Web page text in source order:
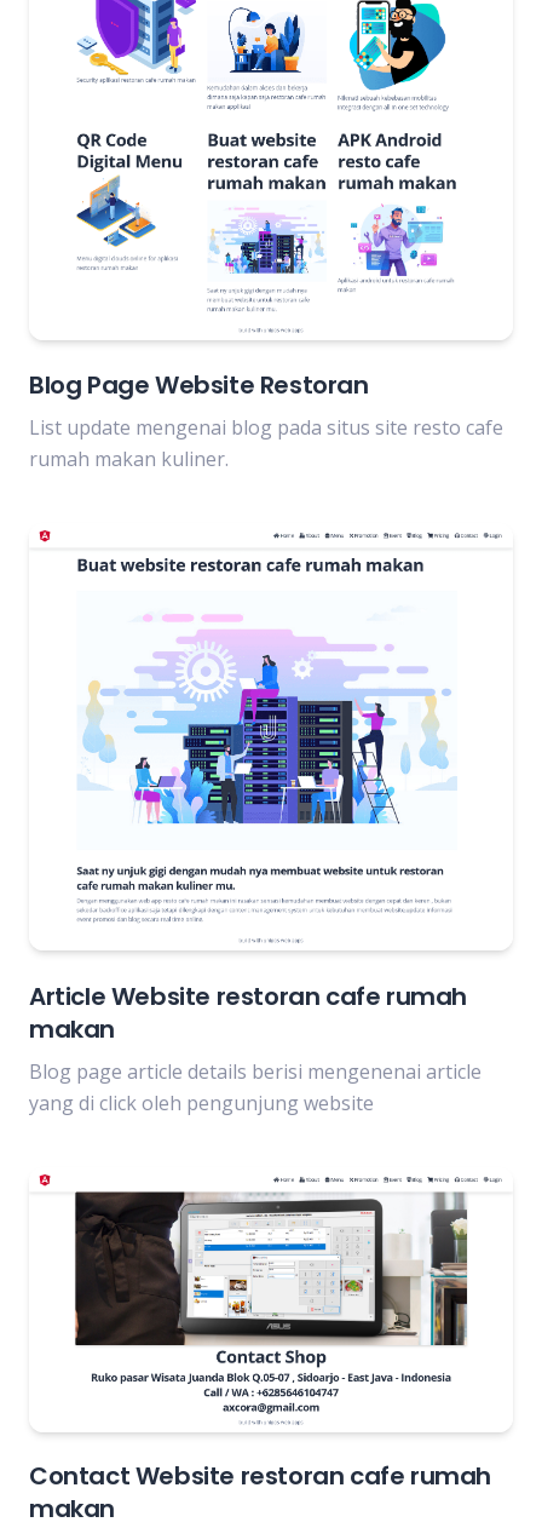
Blog Page Website Restoran
List update mengenai blog pada situs site resto cafe
rumah makan kuliner.
Article Website restoran cafe rumah
makan
Blog page article details berisi mengenenai article
yang di click oleh pengunjung website
Contact Website restoran cafe rumah
makan